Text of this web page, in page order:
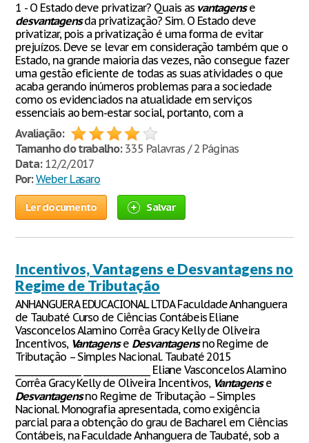
1 - O Estado deve privatizar? Quais as vantagense
desvantagensda privatização? Sim. O Estado deve
privatizar, pois a privatização é uma forma de evitar
prejuízos. Deve se levar em consideração também que o
Estado, na grande maioria das vezes, não consegue fazer
uma gestão eficiente de todas as suas atividades o que
acaba gerando inúmeros problemas para a sociedade
como os evidenciados na atualidade em serviços
essenciais ao bem-estar social, portanto, com a
Avaliação:
Tamanho do trabalho:335 Palavras / 2 Páginas
Data:12/2/2017
Por: Weber Lasaro
Ler documento Salvar
Incentivos, Vantagens e Desvantagens no
Regime de Tributação
ANHANGUERA EDUCACIONAL LTDA Faculdade Anhanguera
de Taubaté Curso de Ciências Contábeis Eliane
Vasconcelos Alamino Corrêa Gracy Kelly de Oliveira
Incentivos, Vantagense Desvantagensno Regime de
Tributação – Simples Nacional. Taubaté 2015
________________ ________________ Eliane Vasconcelos Alamino
Corrêa Gracy Kelly de Oliveira Incentivos, Vantagense
Desvantagensno Regime de Tributação – Simples
Nacional. Monografia apresentada, como exigência
parcial para a obtenção do grau de Bacharel em Ciências
Contábeis, na Faculdade Anhanguera de Taubaté, sob a